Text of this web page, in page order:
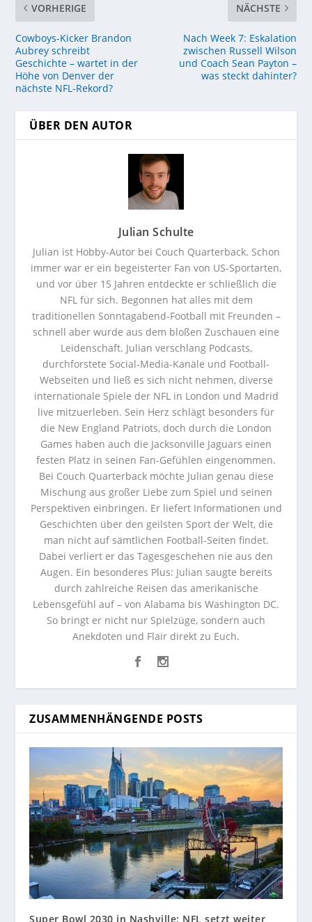
VORHERIGE
Cowboys-Kicker Brandon
Aubrey schreibt
Geschichte – wartet in der
Höhe von Denver der
nächste NFL-Rekord?
NÄCHSTE
Nach Week 7: Eskalation
zwischen Russell Wilson
und Coach Sean Payton –
was steckt dahinter?
ÜBER DEN AUTOR
Julian Schulte
Julian ist Hobby-Autor bei Couch Quarterback. Schon
immer war er ein begeisterter Fan von US-Sportarten,
und vor über 15 Jahren entdeckte er schließlich die
NFL für sich. Begonnen hat alles mit dem
traditionellen Sonntagabend-Football mit Freunden –
schnell aber wurde aus dem bloßen Zuschauen eine
Leidenschaft. Julian verschlang Podcasts,
durchforstete Social-Media-Kanäle und Football-
Webseiten und ließ es sich nicht nehmen, diverse
internationale Spiele der NFL in London und Madrid
live mitzuerleben. Sein Herz schlägt besonders für
die New England Patriots, doch durch die London
Games haben auch die Jacksonville Jaguars einen
festen Platz in seinen Fan-Gefühlen eingenommen.
Bei Couch Quarterback möchte Julian genau diese
Mischung aus großer Liebe zum Spiel und seinen
Perspektiven einbringen. Er liefert Informationen und
Geschichten über den geilsten Sport der Welt, die
man nicht auf sämtlichen Football-Seiten findet.
Dabei verliert er das Tagesgeschehen nie aus den
Augen. Ein besonderes Plus: Julian saugte bereits
durch zahlreiche Reisen das amerikanische
Lebensgefühl auf – von Alabama bis Washington DC.
So bringt er nicht nur Spielzüge, sondern auch
Anekdoten und Flair direkt zu Euch.
ZUSAMMENHÄNGENDE POSTS
Super Bowl 2030 in Nashville: NFL setzt weiter